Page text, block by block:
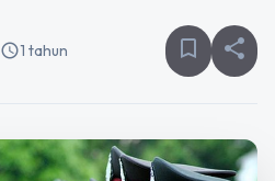
schedule1 tahun bookmark_border share